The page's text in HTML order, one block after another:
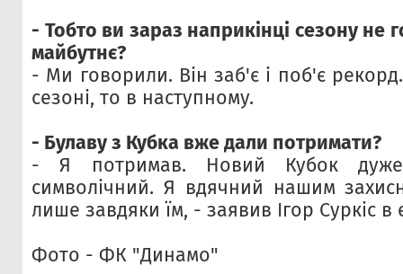
- Тобто ви зараз наприкінці сезону не
майбутнє?
- Ми говорили. Він заб'є і поб'є
сезоні, то в наступному.
- Булаву з Кубка вже дали потримати?
- Я потримав. Новий Кубок
символічний. Я вдячний нашим
лише завдяки їм, - заявив Ігор Суркіс в
Фото - ФК "Динамо"